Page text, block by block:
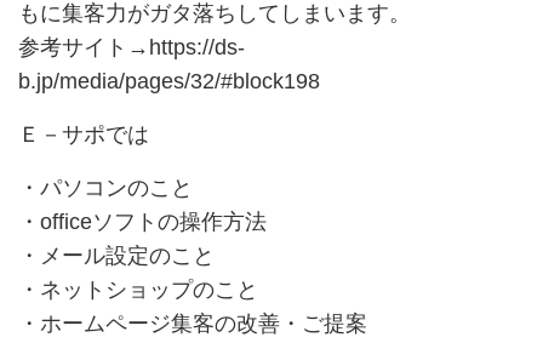
もに集客力がガタ落ちしてしまいます。
参考サイト→ https://ds-
b.jp/media/pages/32/#block198
Ｅ－サポでは
・パソコンのこと
・officeソフトの操作方法
・メール設定のこと
・ネットショップのこと
・ホームページ集客の改善・ご提案